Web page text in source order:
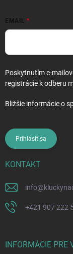
EMAIL
Poskytnutím e-
registrácie k odberu
Bližšie informácie o
Prihlásiť sa
KONTAKT
info@
+421 907 222
INFORMÁCIE PRE